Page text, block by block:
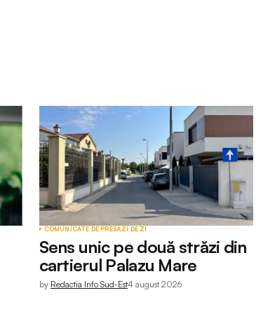
COMUNICATE DE PRESĂZI DE ZI
Sens unic pe două străzi din
cartierul Palazu Mare
by Redactia Info Sud-Est4 august 2026